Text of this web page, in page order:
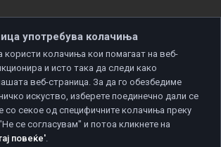
Developed by
употребува колачиња
користи колачиња кои помагаат на веб-
и исто така да следи како
веб-страница. За да го обезбедиме
искуство, изберете поединечно дали се
со секое од специфичните колачиња преку
се согласувам" и потоа кликнете на
повеќе'.